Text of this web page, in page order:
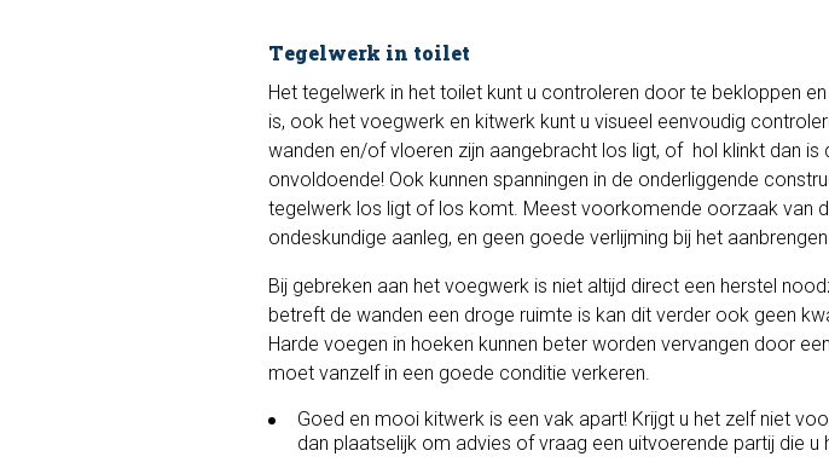
Tegelwerk in toilet
Het tegelwerk in het toilet kunt u controleren door te bekloppen
is, ook het voegwerk en kitwerk kunt u visueel eenvoudig
wanden en/of vloeren zijn aangebracht los ligt, of hol klinkt dan
onvoldoende! Ook kunnen spanningen in de onderliggende
tegelwerk los ligt of los komt. Meest voorkomende oorzaak van
ondeskundige aanleg, en geen goede verlijming bij het
Bij gebreken aan het voegwerk is niet altijd direct een herstel
betreft de wanden een droge ruimte is kan dit verder ook geen
Harde voegen in hoeken kunnen beter worden vervangen door
moet vanzelf in een goede conditie verkeren.
Goed en mooi kitwerk is een vak apart! Krijgt u het zelf niet
dan plaatselijk om advies of vraag een uitvoerende partij die u